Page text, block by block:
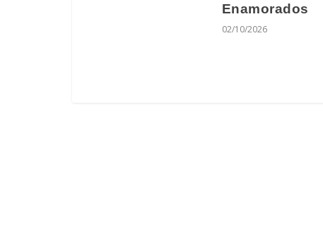
Enamorados
02/10/2026